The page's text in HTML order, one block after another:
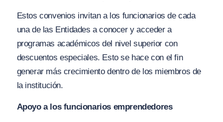
Estos convenios invitan a los funcionarios de cada
una de las Entidades a conocer y acceder a
programas académicos del nivel superior con
descuentos especiales. Esto se hace con el fin
generar más crecimiento dentro de los miembros de
la institución.
Apoyo a los funcionarios emprendedores